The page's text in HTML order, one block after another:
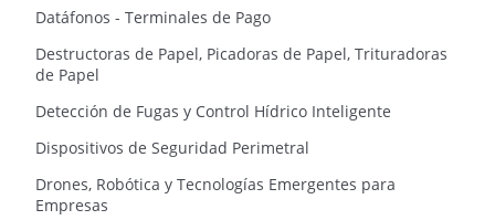
Datáfonos - Terminales de Pago
Destructoras de Papel, Picadoras de Papel, Trituradoras
de Papel
Detección de Fugas y Control Hídrico Inteligente
Dispositivos de Seguridad Perimetral
Drones, Robótica y Tecnologías Emergentes para
Empresas